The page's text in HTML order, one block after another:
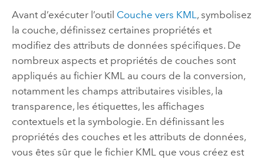
Avant d’exécuter l’outil Couche vers KML, symbolisez
la couche, définissez certaines propriétés et
modifiez des attributs de données spécifiques. De
nombreux aspects et propriétés de couches sont
appliqués au fichier KML au cours de la conversion,
notamment les champs attributaires visibles, la
transparence, les étiquettes, les affichages
contextuels et la symbologie. En définissant les
propriétés des couches et les attributs de données,
vous êtes sûr que le fichier KML que vous créez est